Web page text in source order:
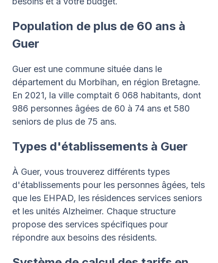
Population de plus de 60 ans à
Guer
Guer est une commune située dans le
département du Morbihan, en région Bretagne.
En 2021, la ville comptait 6 068 habitants, dont
986 personnes âgées de 60 à 74 ans et 580
seniors de plus de 75 ans.
Types d'établissements à Guer
À Guer, vous trouverez différents types
d'établissements pour les personnes âgées, tels
que les EHPAD, les résidences services seniors
et les unités Alzheimer. Chaque structure
propose des services spécifiques pour
répondre aux besoins des résidents.